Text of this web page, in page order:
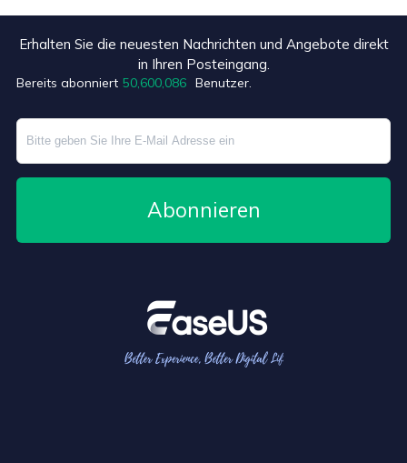
Erhalten Sie die neuesten Nachrichten und Angebote direkt
in Ihren Posteingang.
Bereits abonniert 50,600,095 Benutzer.
Abonnieren